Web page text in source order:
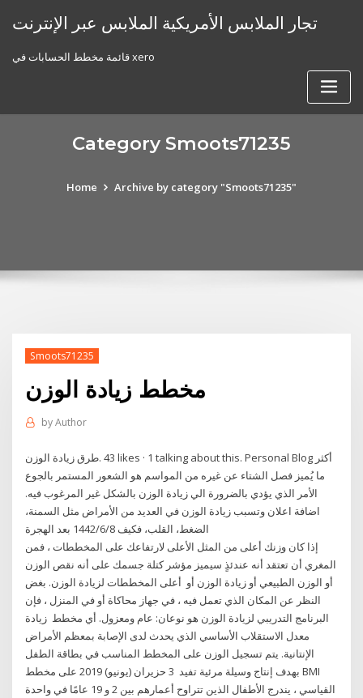
تجار الملابس الأمريكية الملابس عبر الإنترنت
قائمة مخطط الحسابات في xero
Category Smoots71235
Home Archive by category "Smoots71235"
Smoots71235
مخطط زيادة الوزن
byAuthor
ما يُميز فصل الشتاء عن غيره من المواسم هو الشعور المستمر بالجوع
الأمر الذي يؤدي بالضرورة الي زيادة الوزن بالشكل غير المرغوب فيه.
اضافة اعلان وتسبب زيادة الوزن في العديد من الأمراض مثل السمنة،
الضغط، القلب، فكيف 8‏‏/6‏‏/1442 بعد الهجرة
إذا كان وزنك أعلى من المثل الأعلى لارتفاعك على المخططات ، فمن
المغري أن تعتقد أنه عندئذٍ سيميز مؤشر كتلة جسمك على أنه نقص الوزن
أو الوزن الطبيعي أو زيادة الوزن أو أعلى المخططات لزيادة الوزن. بغض
النظر عن المكان الذي تعمل فيه ، في جهاز محاكاة أو في المنزل ، فإن
البرنامج التدريبي لزيادة الوزن هو نوعان: عام ومعزول. أي مخطط زيادة
معدل الاستقلاب الأساسي الذي يحدث لدى الإصابة بمعظم الأمراض
الإنتانية. يتم تسجيل الوزن على المخطط المناسب في بطاقة الطفل
بهدف إنتاج وسيلة مرئية تفيد 3 حزيران (يونيو) 2019 على مخطط BMI
القياسي ، يندرج الأطفال الذين تتراوح أعمارهم بين 2 و 19 عامًا في واحدة